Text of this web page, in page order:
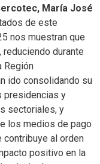
María José
de este
nos muestran que
durante
Región
ido consolidando su
presidencias y
sectoriales, y
los medios de pago
al orden
positivo en la